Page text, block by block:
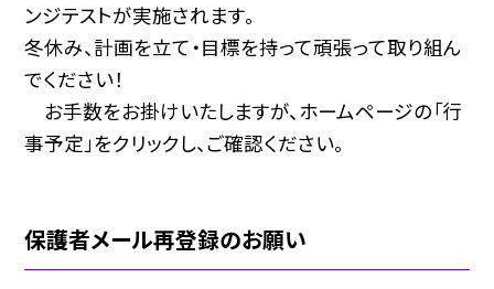
ンジテストが実施されます。
冬休み、計画を立て・目標を持って頑張って取り組ん
でください！
お手数をお掛けいたしますが、ホームページの「行
事予定」をクリックし、ご確認ください。
保護者メール再登録のお願い